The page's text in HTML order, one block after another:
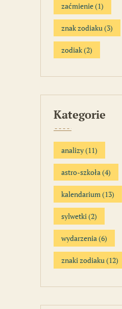
zaćmienie(1)
znak zodiaku(3)
zodiak(2)
Kategorie
analizy(11)
astro-szkoła(4)
kalendarium(13)
sylwetki(2)
wydarzenia(6)
znaki zodiaku(12)